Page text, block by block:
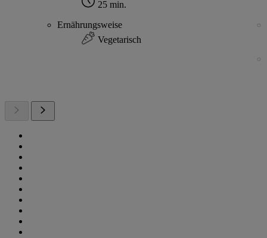
25 min.
Ernährungsweise
Vegetarisch